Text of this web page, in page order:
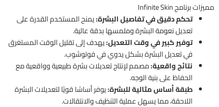
مميزات برنامج Infinite Skin
تحكم دقيق في تفاصيل البشرة:يمنح المستخدم القدرة على
تعديل نعومة البشرة وملمسها بدقة عالية.
توفير كبير في وقت التعديل:يهدف إلى تقليل الوقت المستغرق
في تعديل البشرة بشكل يدوي في فوتوشوب.
نتائج واقعية:مصمم لإنتاج تعديلات بشرة طبيعية وواقعية مع
الحفاظ على بنية الوجه.
طبقة أساس مثالية للبشرة:يوفر أساسًا قويًا لتعديلات البشرة
اللاحقة، مما يسهل عملية التنظيف والانتقالات.